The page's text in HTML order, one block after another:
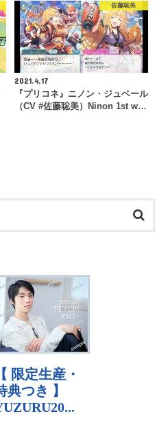
佐藤聡美
2021.4.17
『プリコネ』ニノン・ジュベール
（CV #佐藤聡美）Ninon 1st w…